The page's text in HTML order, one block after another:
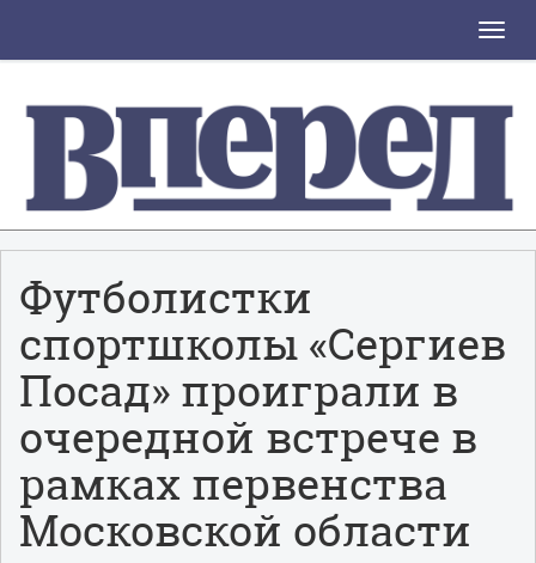
Toggle
Футболистки
спортшколы «Сергиев
Посад» проиграли в
очередной встрече в
рамках первенства
Московской области